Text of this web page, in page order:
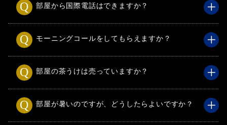
部屋から国際電話はできますか？
モーニングコールをしてもらえますか？
部屋の茶うけは売っていますか？
部屋が暑いのですが、どうしたらよいですか？